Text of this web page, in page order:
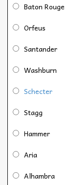
Baton Rouge
Orfeus
Santander
Washburn
Schecter
Stagg
Hammer
Aria
Alhambra